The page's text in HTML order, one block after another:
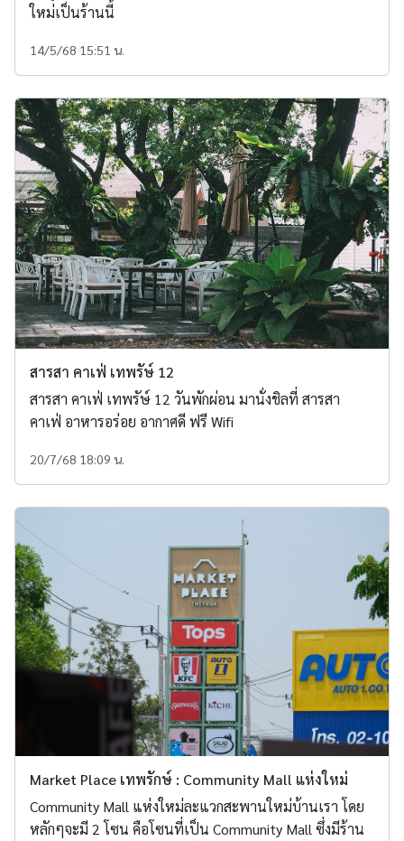
ใหม่เป็นร้านนี้
14/5/68 15:51 น.
สารสา คาเฟ่ เทพรัษ์ 12
สารสา คาเฟ่ เทพรัษ์ 12 วันพักผ่อน มานั่งชิลที่ สารสา
คาเฟ่ อาหารอร่อย อากาศดี ฟรี Wifi
20/7/68 18:09 น.
Market Place เทพรักษ์ : Community Mall แห่งใหม่
Community Mall แห่งใหม่ละแวกสะพานใหม่บ้านเรา โดย
หลักๆจะมี 2 โซน คือโซนที่เป็น Community Mall ซึ่งมีร้าน